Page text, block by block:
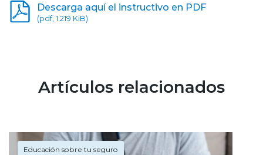
Descarga aquí el instructivo en PDF
(pdf, 1.219 KiB)
Artículos relacionados
Educación sobre tu seguro